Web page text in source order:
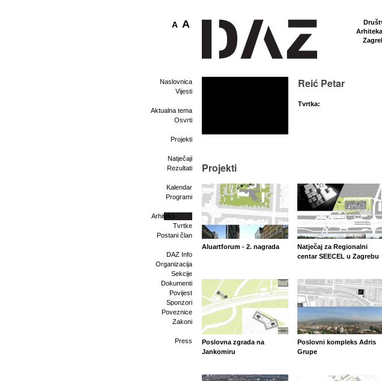
A A
Naslovnica
Vijesti
Aktualna tema
Osvrti
Projekti
Natječaji
Rezultati
Kalendar
Programi
Arhitekti
Tvrtke
Postani član
DAZ Info
Organizacija
Sekcije
Dokumenti
Povijest
Sponzori
Poveznice
Zakoni
Press
Reić Petar
Tvrtka:
Projekti
Aluartforum - 2. nagrada
Natječaj za Regionalni
centar SEECEL u Zagrebu
Poslovna zgrada na
Jankomiru
Poslovni kompleks Adris
Grupe